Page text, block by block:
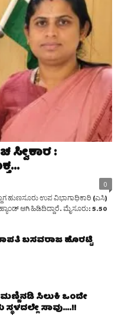
ಸ್ವೀಕಾರ :
0
ಹುಣಸೂರು ಉಪ ವಿಭಾಗಾಧಿಕಾರಿ (ಎಸಿ)
ಆಗಿ ಹಿಡಿದಿದ್ದಾರೆ. ಮೈಸೂರು: 5.50
ಬಸವರಾಜ ಹೊರಟ್ಟಿ
ಮಣ್ಣಿನಡಿ ಸಿಲುಕಿ ಒಂದೇ
ಸಾವು….!!